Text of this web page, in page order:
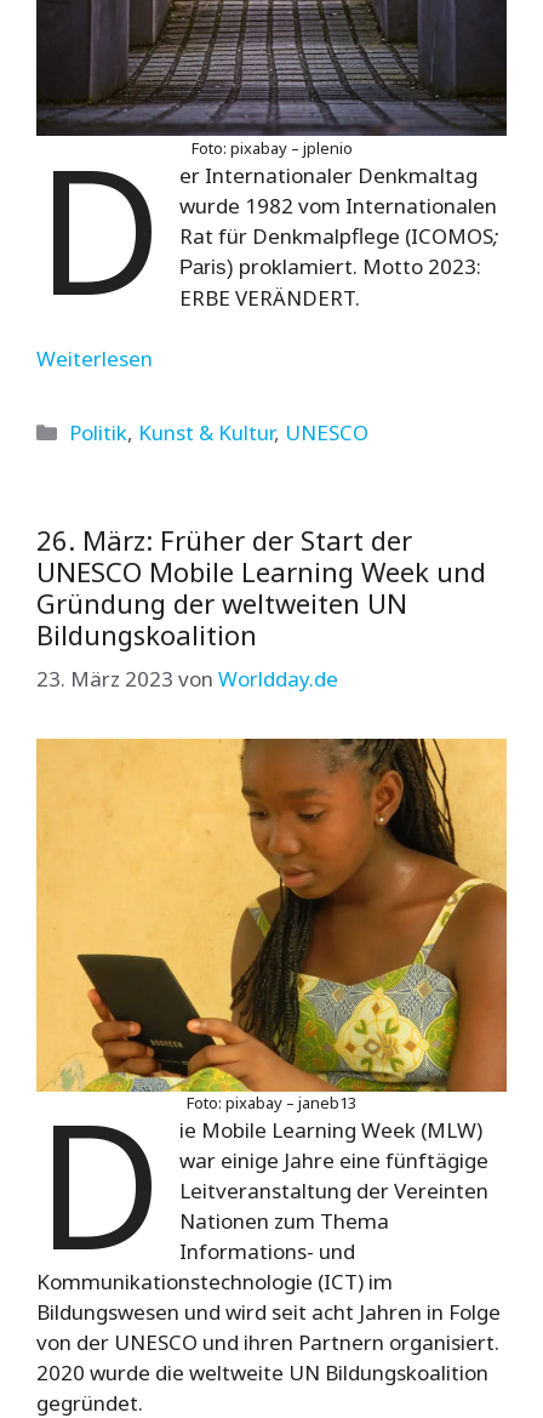
Foto: pixabay – jplenio
D
er Internationaler Denkmaltag
wurde 1982 vom Internationalen
Rat für Denkmalpflege (ICOMOS;
Paris) proklamiert. Motto 2023:
ERBE VERÄNDERT.
Weiterlesen
Kategorien
Politik, Kunst & Kultur, UNESCO
26. März: Früher der Start der
UNESCO Mobile Learning Week und
Gründung der weltweiten UN
Bildungskoalition
23. März 2023 von Worldday.de
Foto: pixabay – janeb13
D
ie Mobile Learning Week (MLW)
war einige Jahre eine fünftägige
Leitveranstaltung der Vereinten
Nationen zum Thema
Informations- und
Kommunikationstechnologie (ICT) im
Bildungswesen und wird seit acht Jahren in Folge
von der UNESCO und ihren Partnern organisiert.
2020 wurde die weltweite UN Bildungskoalition
gegründet.